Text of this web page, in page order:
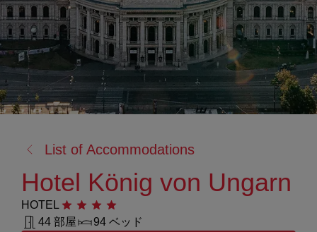
る:
List of Accommodations
Hotel König von Ungarn
HOTEL 星4つ
44 部屋
94 ベッド